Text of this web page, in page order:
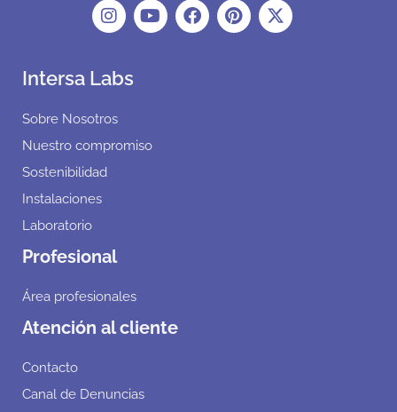
Intersa Labs
Sobre Nosotros
Nuestro compromiso
Sostenibilidad
Instalaciones
Laboratorio
Profesional
Área profesionales
Atención al cliente
Contacto
Canal de Denuncias